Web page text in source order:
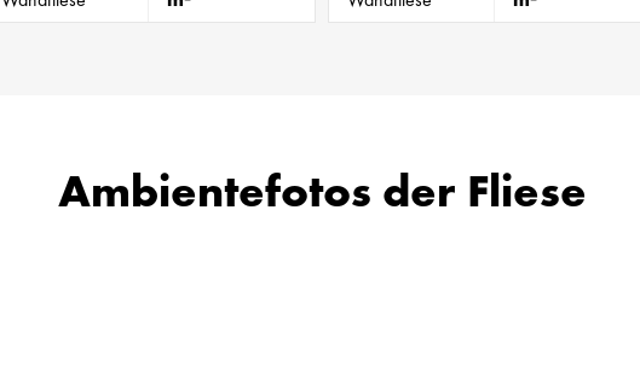
Ambientefotos der Fliese